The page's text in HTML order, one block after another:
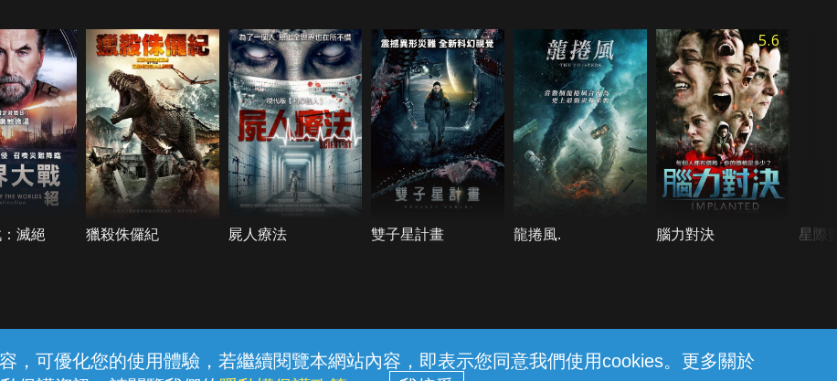
，可優化您的使用體驗，若繼續閱覽本網站內容，即表示您同意我們使用cookies。更多關於
滅絕 獵殺侏儸紀 屍人療法 雙子星計畫 龍捲風.
5.6
腦力對決 星際
線上客服 服務條款 隱私權保護